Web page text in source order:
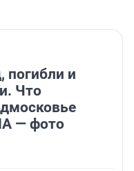
погибли и
Что
— фото